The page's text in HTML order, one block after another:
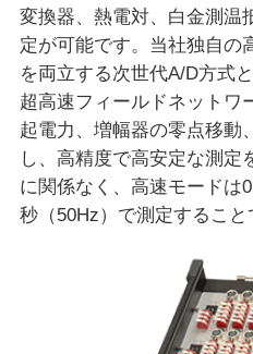
変換器、熱電対、白金測温
定が可能です。当社独自の
を両立する次世代A/D方式
超高速フィールドネットワ
起電力、増幅器の零点移動
し、高精度で高安定な測定
に関係なく、高速モードは
秒（50Hz）で測定すること